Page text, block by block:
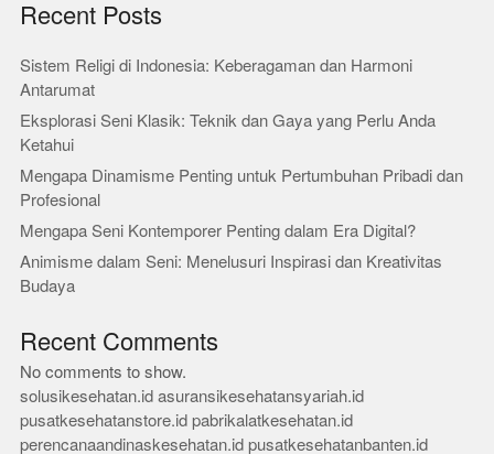
Recent Posts
Sistem Religi di Indonesia: Keberagaman dan Harmoni
Antarumat
Eksplorasi Seni Klasik: Teknik dan Gaya yang Perlu Anda
Ketahui
Mengapa Dinamisme Penting untuk Pertumbuhan Pribadi dan
Profesional
Mengapa Seni Kontemporer Penting dalam Era Digital?
Animisme dalam Seni: Menelusuri Inspirasi dan Kreativitas
Budaya
Recent Comments
No comments to show.
solusikesehatan.id asuransikesehatansyariah.id
pusatkesehatanstore.id pabrikalatkesehatan.id
perencanaandinaskesehatan.id pusatkesehatanbanten.id